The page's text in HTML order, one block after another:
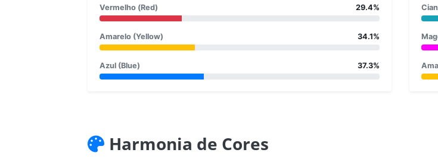
Vermelho (Red) 29.4%
Amarelo (Yellow) 34.1%
Azul (Blue) 37.3%
Harmonia de Cores